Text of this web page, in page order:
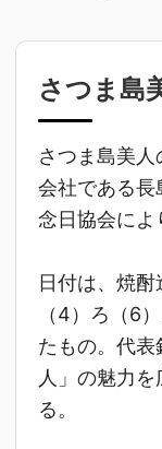
さつま島
さつま島美
会社である長
念日協会によ
日付は、焼
（4）ろ（6
たもの。代
人」の魅力
る。